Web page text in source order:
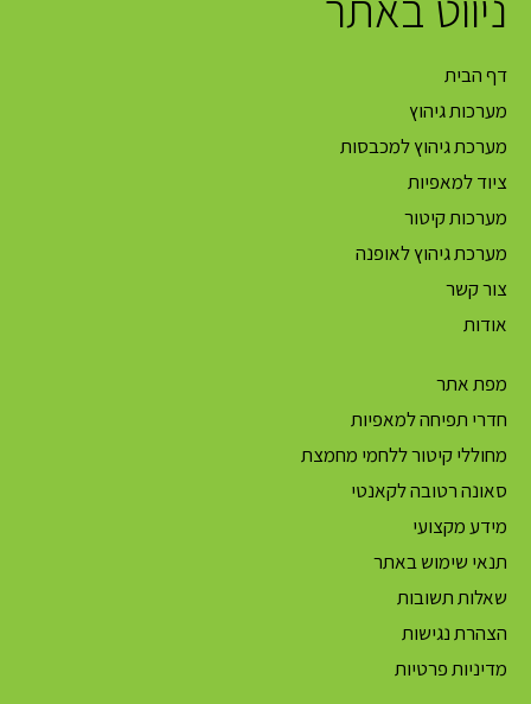
דף הבית
מערכות גיהוץ
מערכת גיהוץ למכבסות
ציוד למאפיות
מערכות קיטור
מערכת גיהוץ לאופנה
צור קשר
אודות
מפת אתר
חדרי תפיחה למאפיות
מחוללי קיטור ללחמי מחמצת
סאונה רטובה לקאנטי
מידע מקצועי
תנאי שימוש באתר
שאלות תשובות
הצהרת נגישות
מדיניות פרטיות